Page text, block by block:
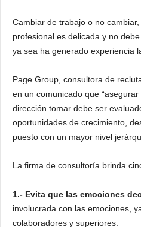
Cambiar de trabajo o no
profesional es delicada y no
ya sea ha generado experiencia
Page Group, consultora de
en un comunicado que
dirección tomar debe ser
oportunidades de crecimiento,
puesto con un mayor nivel
La firma de consultoría brinda
1.- Evita que las emociones
involucrada con las emociones,
colaboradores y superiores.